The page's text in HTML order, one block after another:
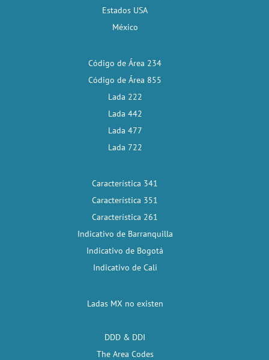
Estados USA
México
Código de Área 234
Código de Área 855
Lada 222
Lada 442
Lada 477
Lada 722
Característica 341
Característica 351
Característica 261
Indicativo de Barranquilla
Indicativo de Bogotá
Indicativo de Cali
Ladas MX no existen
DDD & DDI
The Area Codes